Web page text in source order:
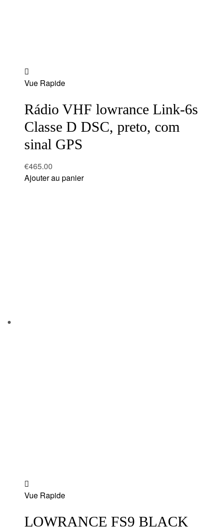
to
Vue Rapide
Rádio VHF lowrance Link-6s
Classe D DSC, preto, com
sinal GPS
€465.00
Ajouter au panier
to
Vue Rapide
LOWRANCE FS9 BLACK